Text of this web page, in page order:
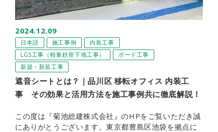
2024.12.09
日本語 施工事例
内装工事
LGS工事（軽量鉄骨下地工事）
ボード工事
新築・新装工事
遮音シートとは？｜品川区 移転オフィス 内装工
事 その効果と活用方法を施工事例共に徹底解説！
この度は『菊池総建株式会社』のHPをご覧いただき誠
にありがとうございます。東京都豊島区池袋を拠点に